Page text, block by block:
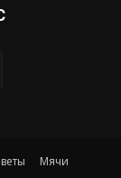
Мячи